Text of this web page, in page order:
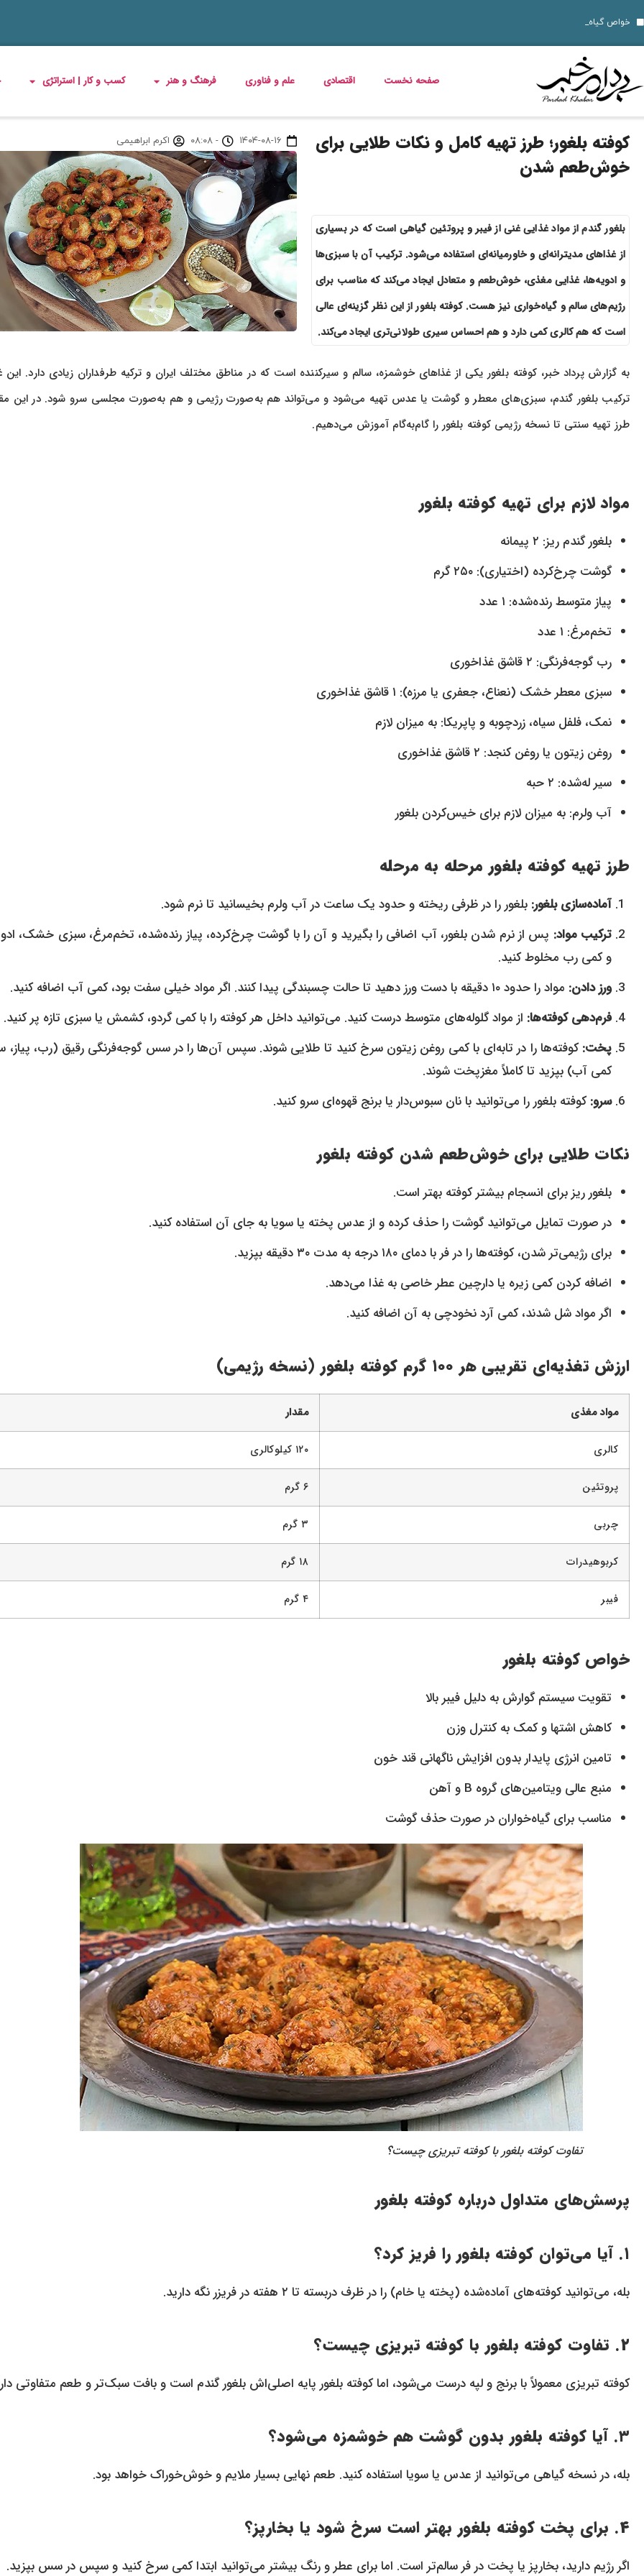
خواص گیاه خرفه؛ فواید خرفه برای سلامت،
قیمت مرغ، ماهی و تخم مرغ امروز پنجشنبه 15 مرداد 1405 + جدول قیمت
استعلام کالابرگ الکترونیکی و وضعیت دهک‌بندی یارانه 1405؛ راهنمای کامل، رسمی و به‌روز
قیمت دلار، طلا، سکه و ارز امروز 15 مرداد 1405 + جدول کامل
10 نمونه از نقاط قوت و ضعف برای مصاحبه‌ های شغلی ۱۴۰۵
داستان فیلم زنده شور و عکس بازیگرانش
خبر خوش برای مددجویان و یارانه‌بگیران؛ برنامه پرداخت مرداد 1405 اعلام شد
دلیل افزایش ناگهانی قبض برق چیست؟ قبض برق چه کسانی گران می‌شود؟
قیمت خودرو امروز 14 مرداد 1405 اعلام شد
صفحه نخست اقتصادی علم و فناوری فرهنگ و هنر کسب و کار | استراتژی
کوفته بلغور؛ طرز تهیه کامل و نکات طلایی برای
خوش‌طعم شدن
بلغور گندم از مواد غذایی غنی از فیبر و پروتئین گیاهی است که در بسیاری
از غذاهای مدیترانه‌ای و خاورمیانه‌ای استفاده می‌شود. ترکیب آن با سبزی‌ها
و ادویه‌ها، غذایی مغذی، خوش‌طعم و متعادل ایجاد می‌کند که مناسب برای
رژیم‌های سالم و گیاه‌خواری نیز هست. کوفته بلغور از این نظر گزینه‌ای عالی
است که هم کالری کمی دارد و هم احساس سیری طولانی‌تری ایجاد می‌کند.
۱۴۰۴-۰۸-۱۶ - ۰۸:۰۸ اکرم ابراهیمی
به گزارش پرداد خبر، کوفته بلغور یکی از غذاهای خوشمزه، سالم و سیرکننده است که در مناطق مختلف ایران و ترکیه طرفداران زیادی دارد. این
ترکیب بلغور گندم، سبزی‌های معطر و گوشت یا عدس تهیه می‌شود و می‌تواند هم به‌صورت رژیمی و هم به‌صورت مجلسی سرو شود. در این
طرز تهیه سنتی تا نسخه رژیمی کوفته بلغور را گام‌به‌گام آموزش می‌دهیم.
مواد لازم برای تهیه کوفته بلغور
بلغور گندم ریز: ۲ پیمانه
گوشت چرخ‌کرده (اختیاری): ۲۵۰ گرم
پیاز متوسط رنده‌شده: ۱ عدد
تخم‌مرغ: ۱ عدد
رب گوجه‌فرنگی: ۲ قاشق غذاخوری
سبزی معطر خشک (نعناع، جعفری یا مرزه): ۱ قاشق غذاخوری
نمک، فلفل سیاه، زردچوبه و پاپریکا: به میزان لازم
روغن زیتون یا روغن کنجد: ۲ قاشق غذاخوری
سیر له‌شده: ۲ حبه
آب ولرم: به میزان لازم برای خیس‌کردن بلغور
طرز تهیه کوفته بلغور مرحله به مرحله
آماده‌سازی بلغور: بلغور را در ظرفی ریخته و حدود یک ساعت در آب ولرم بخیسانید تا نرم شود.
ترکیب مواد: پس از نرم شدن بلغور، آب اضافی را بگیرید و آن را با گوشت چرخ‌کرده، پیاز رنده‌شده، تخم‌مرغ، سبزی خشک،
و کمی رب مخلوط کنید.
ورز دادن: مواد را حدود ۱۰ دقیقه با دست ورز دهید تا حالت چسبندگی پیدا کنند. اگر مواد خیلی سفت بود، کمی آب اضافه کنید.
فرم‌دهی کوفته‌ها: از مواد گلوله‌های متوسط درست کنید. می‌توانید داخل هر کوفته را با کمی گردو، کشمش یا سبزی تازه پر کنید.
پخت:کوفته‌ها را در تابه‌ای با کمی روغن زیتون سرخ کنید تا طلایی شوند. سپس آن‌ها را در سس گوجه‌فرنگی رقیق (رب، پیاز،
کمی آب) بپزید تا کاملاً مغزپخت شوند.
سرو:کوفته بلغور را می‌توانید با نان سبوس‌دار یا برنج قهوه‌ای سرو کنید.
نکات طلایی برای خوش‌طعم شدن کوفته بلغور
بلغور ریز برای انسجام بیشتر کوفته بهتر است.
در صورت تمایل می‌توانید گوشت را حذف کرده و از عدس پخته یا سویا به جای آن استفاده کنید.
برای رژیمی‌تر شدن، کوفته‌ها را در فر با دمای ۱۸۰ درجه به مدت ۳۰ دقیقه بپزید.
اضافه کردن کمی زیره یا دارچین عطر خاصی به غذا می‌دهد.
اگر مواد شل شدند، کمی آرد نخودچی به آن اضافه کنید.
ارزش تغذیه‌ای تقریبی هر ۱۰۰ گرم کوفته بلغور (نسخه رژیمی)
مواد مغذی مقدار
کالری ۱۲۰ کیلوکالری
پروتئین ۶ گرم
چربی ۳ گرم
کربوهیدرات ۱۸ گرم
فیبر ۴ گرم
خواص کوفته بلغور
تقویت سیستم گوارش به دلیل فیبر بالا
کاهش اشتها و کمک به کنترل وزن
تامین انرژی پایدار بدون افزایش ناگهانی قند خون
منبع عالی ویتامین‌های گروه B و آهن
مناسب برای گیاه‌خواران در صورت حذف گوشت
تفاوت کوفته بلغور با کوفته تبریزی چیست؟
پرسش‌های متداول درباره کوفته بلغور
۱. آیا می‌توان کوفته بلغور را فریز کرد؟
بله، می‌توانید کوفته‌های آماده‌شده (پخته یا خام) را در ظرف دربسته تا ۲ هفته در فریزر نگه دارید.
۲. تفاوت کوفته بلغور با کوفته تبریزی چیست؟
کوفته تبریزی معمولاً با برنج و لپه درست می‌شود، اما کوفته بلغور پایه اصلی‌اش بلغور گندم است و بافت سبک‌تر و طعم متفاوتی
۳. آیا کوفته بلغور بدون گوشت هم خوشمزه می‌شود؟
بله، در نسخه گیاهی می‌توانید از عدس یا سویا استفاده کنید. طعم نهایی بسیار ملایم و خوش‌خوراک خواهد بود.
۴. برای پخت کوفته بلغور بهتر است سرخ شود یا بخارپز؟
اگر رژیم دارید، بخارپز یا پخت در فر سالم‌تر است. اما برای عطر و رنگ بیشتر می‌توانید ابتدا کمی سرخ کنید و سپس در سس بپزید.